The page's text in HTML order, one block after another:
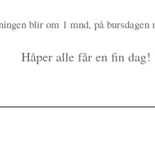
blir om 1 mnd, på bursdagen
Håper alle får en fin dag!